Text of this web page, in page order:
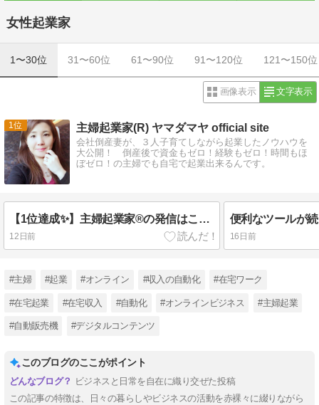
女性起業家
1〜30位 31〜60位 61〜90位 91〜120位 121〜150位
画像表示 文字表示
1 主婦起業家(R) ヤマダマヤ official site
会社倒産妻が、３人子育てしながら起業したノウハウを
大公開！ 倒産後で資金もゼロ！経験もゼロ！時間もほ
ぼゼロ！の主婦でも自宅で起業出来るんです。
【1位達成✨】主婦起業家®の発信はこんな感じ
12日前
便利なツールが
16日前
#主婦 #起業 #オンライン #収入の自動化 #在宅ワーク
#在宅起業 #在宅収入 #自動化 #オンラインビジネス #主婦起業
#自動販売機 #デジタルコンテンツ
このブログのここがポイント
ビジネスと日常を自在に織り交ぜた投稿
この記事の特徴は、日々の暮らしやビジネスの活動を赤裸々に綴りながら